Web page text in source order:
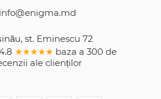
info@enigma.md
st. Eminescu 72
★★★★★ baza a 300 de
ale clienților